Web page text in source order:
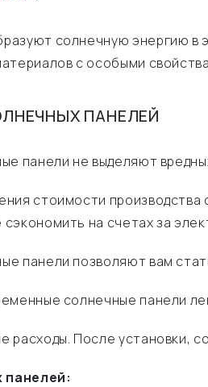
солнечную энергию в
с особыми
ПАНЕЛЕЙ
панели не выделяют
стоимости
на счетах за
панели позволяют вам
солнечные панели
расходы. После установки,
панелей: